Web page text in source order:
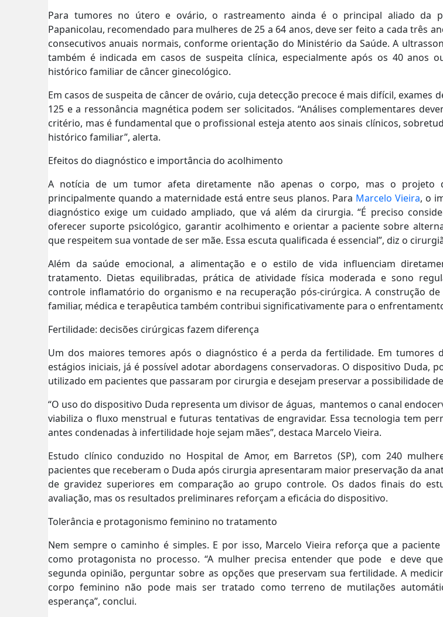
Para tumores no útero e ovário, o rastreamento ainda é o principal aliado da
Papanicolau, recomendado para mulheres de 25 a 64 anos, deve ser feito a cada três
consecutivos anuais normais, conforme orientação do Ministério da Saúde. A
também é indicada em casos de suspeita clínica, especialmente após os 40 anos
histórico familiar de câncer ginecológico.
Em casos de suspeita de câncer de ovário, cuja detecção precoce é mais difícil, exames
125 e a ressonância magnética podem ser solicitados. “Análises complementares
critério, mas é fundamental que o profissional esteja atento aos sinais clínicos,
histórico familiar”, alerta.
Efeitos do diagnóstico e importância do acolhimento
A notícia de um tumor afeta diretamente não apenas o corpo, mas o projeto
principalmente quando a maternidade está entre seus planos. Para Marcelo Vieira, o
diagnóstico exige um cuidado ampliado, que vá além da cirurgia. “É preciso
oferecer suporte psicológico, garantir acolhimento e orientar a paciente sobre
que respeitem sua vontade de ser mãe. Essa escuta qualificada é essencial”, diz o
Além da saúde emocional, a alimentação e o estilo de vida influenciam
tratamento. Dietas equilibradas, prática de atividade física moderada e sono
controle inflamatório do organismo e na recuperação pós-cirúrgica. A construção
familiar, médica e terapêutica também contribui significativamente para o
Fertilidade: decisões cirúrgicas fazem diferença
Um dos maiores temores após o diagnóstico é a perda da fertilidade. Em tumores
estágios iniciais, já é possível adotar abordagens conservadoras. O dispositivo Duda,
utilizado em pacientes que passaram por cirurgia e desejam preservar a possibilidade
“O uso do dispositivo Duda representa um divisor de águas, mantemos o canal
viabiliza o fluxo menstrual e futuras tentativas de engravidar. Essa tecnologia tem
antes condenadas à infertilidade hoje sejam mães”, destaca Marcelo Vieira.
Estudo clínico conduzido no Hospital de Amor, em Barretos (SP), com 240
pacientes que receberam o Duda após cirurgia apresentaram maior preservação da
de gravidez superiores em comparação ao grupo controle. Os dados finais do
avaliação, mas os resultados preliminares reforçam a eficácia do dispositivo.
Tolerância e protagonismo feminino no tratamento
Nem sempre o caminho é simples. E por isso, Marcelo Vieira reforça que a
como protagonista no processo. “A mulher precisa entender que pode e deve
segunda opinião, perguntar sobre as opções que preservam sua fertilidade. A
corpo feminino não pode mais ser tratado como terreno de mutilações
esperança”, conclui.